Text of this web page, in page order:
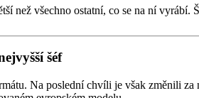
všechno ostatní, co se na ní vyrábí.
šéf
Na poslední chvíli je však změnili za